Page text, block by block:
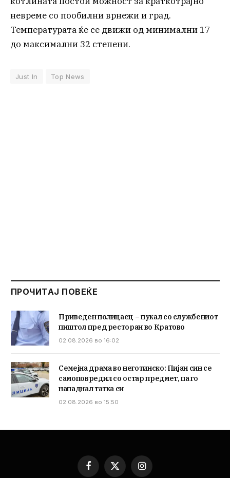
невреме со пообилни врнежи и град.
Температурата ќе се движи од минимални 17
до максимални 32 степени.
Just In Top News
ПРОЧИТАЈ ПОВЕЌЕ
Приведен полицаец – пукал со службениот
пиштол пред ресторан во Кратово
02.08.2026 во 16:02
Семејна драма во неготинско: Пијан син се
самоповредил со остар предмет, па го
нападнал татка си
02.08.2026 во 15:50
Facebook
X
Instagram